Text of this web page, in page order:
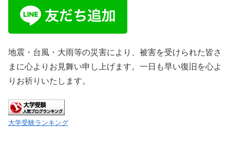
地震・台風・大雨等の災害により、被害を受けられた皆さ
まに心よりお見舞い申し上げます。一日も早い復旧を心よ
りお祈りいたします。
大学受験ランキング